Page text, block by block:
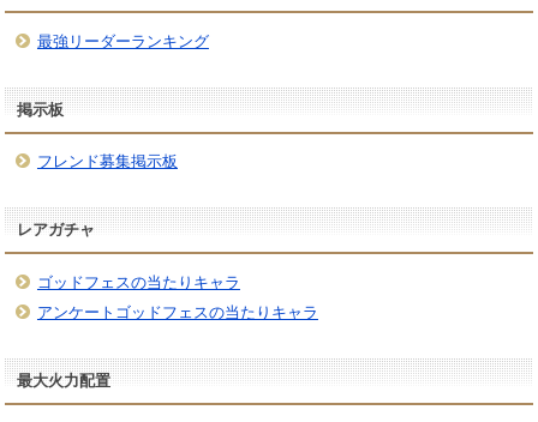
最強リーダーランキング
掲示板
フレンド募集掲示板
レアガチャ
ゴッドフェスの当たりキャラ
アンケートゴッドフェスの当たりキャラ
最大火力配置